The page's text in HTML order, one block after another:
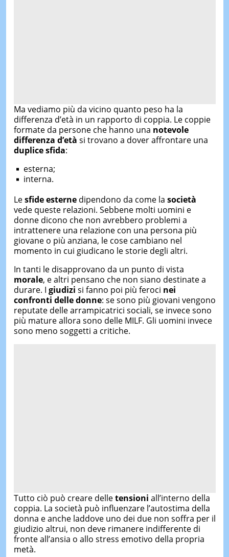
Ma vediamo più da vicino quanto peso ha la
differenza d’età in un rapporto di coppia. Le coppie
formate da persone che hanno una notevole
differenza d’età si trovano a dover affrontare una
duplice sfida:
esterna;
interna.
Lesfide esternedipendono da come la società
vede queste relazioni. Sebbene molti uomini e
donne dicono che non avrebbero problemi a
intrattenere una relazione con una persona più
giovane o più anziana, le cose cambiano nel
momento in cui giudicano le storie degli altri.
In tanti le disapprovano da un punto di vista
morale, e altri pensano che non siano destinate a
durare. I giudizi si fanno poi più feroci nei
confronti delle donne: se sono più giovani vengono
reputate delle arrampicatrici sociali, se invece sono
più mature allora sono delle MILF. Gli uomini invece
sono meno soggetti a critiche.
Tutto ciò può creare delletensioni all’interno della
coppia. La società può influenzare l’autostima della
donna e anche laddove uno dei due non soffra per il
giudizio altrui, non deve rimanere indifferente di
fronte all’ansia o allo stress emotivo della propria
metà.